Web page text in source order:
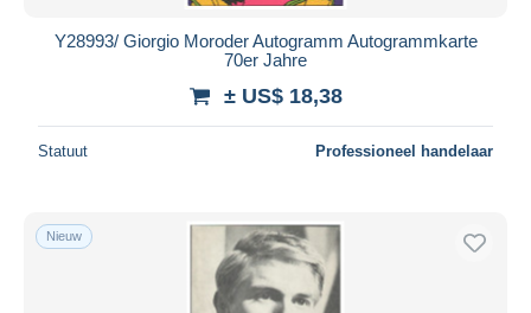
Y28993/ Giorgio Moroder Autogramm Autogrammkarte
70er Jahre
± US$ 18,38
Statuut Professioneel handelaar
Nieuw